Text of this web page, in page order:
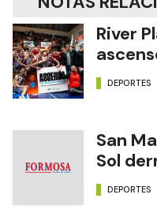
River
DEPORTES
San
Sol
DEPORTES